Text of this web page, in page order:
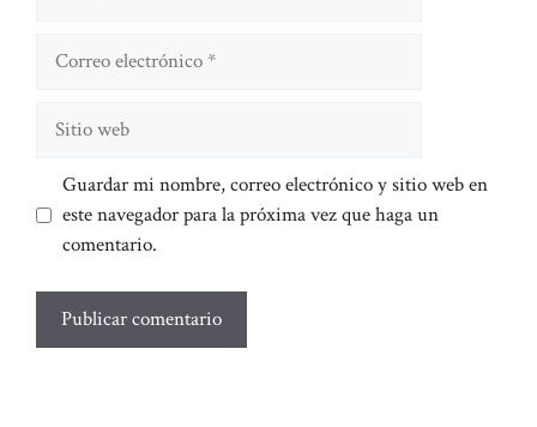
Guardar mi nombre, correo electrónico y sitio web en
este navegador para la próxima vez que haga un
comentario.